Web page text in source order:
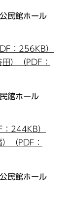
民館ホール
：256KB）
）（PDF：
館ホール
：244KB）
（PDF：
民館ホール